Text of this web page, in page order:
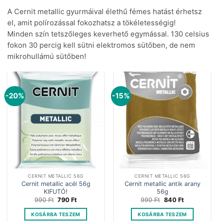
A Cernit metallic gyurmáival élethű fémes hatást érhetsz
el, amit polírozással fokozhatsz a tökéletességig!
Minden szín tetszőleges keverhető egymással. 130 celsius
fokon 30 percig kell sütni elektromos sütőben, de nem
mikrohullámú sütőben!
-20%
CERNIT METALLIC 56G
Cernit metallic acél 56g
KIFUTÓ!
990Ft Original
was:
990 Ft.
790FtCurrent
is:
790 Ft.
KOSÁRBA TESZEM
-15%
CERNIT METALLIC 56G
Cernit metallic antik arany
56g
990Ft Original
was:
990 Ft.
840 FtCurrent
is:
840 Ft.
KOSÁRBA TESZEM